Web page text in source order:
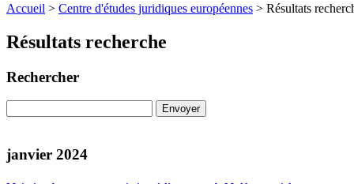
Accueil > Centre d'études juridiques européennes > Résultats
Résultats recherche
Rechercher
janvier 2024